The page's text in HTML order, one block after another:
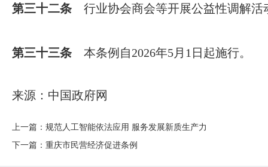
第三十二条 行业协会商会等开展公益性调解活
第三十三条 本条例自2026年5月1日起施行。
来源：中国政府网
上一篇： 规范人工智能依法应用 服务发展新质生产力
下一篇： 重庆市民营经济促进条例